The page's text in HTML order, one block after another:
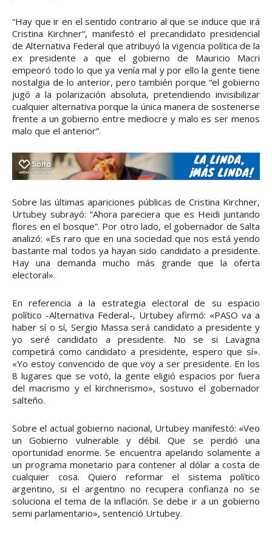
“Hay que ir en el sentido contrario al que se induce que irá
Cristina Kirchner“, manifestó el precandidato presidencial
de Alternativa Federal que atribuyó la vigencia política de la
ex presidente a que el gobierno de Mauricio Macri
empeoró todo lo que ya venía mal y por ello la gente tiene
nostalgia de lo anterior, pero también porque “el gobierno
jugó a la polarización absoluta, pretendiendo invisibilizar
cualquier alternativa porque la única manera de sostenerse
frente a un gobierno entre mediocre y malo es ser menos
malo que el anterior”.
Sobre las últimas apariciones públicas de Cristina Kirchner,
Urtubey subrayó: “Ahora pareciera que es Heidi juntando
flores en el bosque”. Por otro lado, el gobernador de Salta
analizó: «Es raro que en una sociedad que nos está yendo
bastante mal todos ya hayan sido candidato a presidente.
Hay una demanda mucho más grande que la oferta
electoral».
En referencia a la estrategia electoral de su espacio
político -Alternativa Federal-, Urtubey afirmó: «PASO va a
haber sí o sí, Sergio Massa será candidato a presidente y
yo seré candidato a presidente. No se si Lavagna
competirá como candidato a presidente, espero que sí».
«Yo estoy convencido de que voy a ser presidente. En los
8 lugares que se votó, la gente eligió espacios por fuera
del macrismo y el kirchnerismo», sostuvo el gobernador
salteño.
Sobre el actual gobierno nacional, Urtubey manifestó: «Veo
un Gobierno vulnerable y débil. Que se perdió una
oportunidad enorme. Se encuentra apelando solamente a
un programa monetario para contener al dólar a costa de
cualquier cosa. Quiero reformar el sistema político
argentino, si el argentino no recupera confianza no se
soluciona el tema de la inflación. Se debe ir a un gobierno
semi parlamentario», sentenció Urtubey.